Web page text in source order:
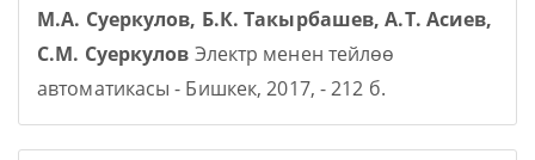
М.А. Суеркулов, Б.К. Такырбашев, А.Т. Асиев,
С.М. Суеркулов Электр менен тейлөө
автоматикасы - Бишкек, 2017, - 212 б.